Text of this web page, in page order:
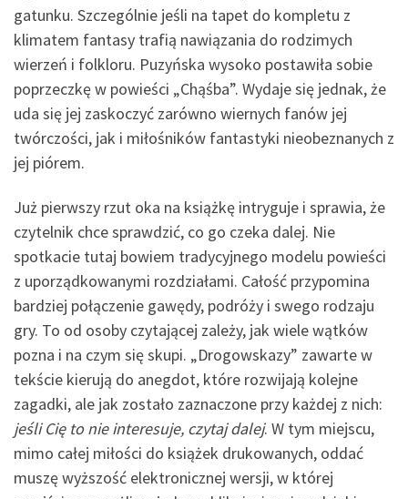
gatunku. Szczególnie jeśli na tapet do kompletu z
klimatem fantasy trafią nawiązania do rodzimych
wierzeń i folkloru. Puzyńska wysoko postawiła sobie
poprzeczkę w powieści „Chąśba”. Wydaje się jednak, że
uda się jej zaskoczyć zarówno wiernych fanów jej
twórczości, jak i miłośników fantastyki nieobeznanych z
jej piórem.
Już pierwszy rzut oka na książkę intryguje i sprawia, że
czytelnik chce sprawdzić, co go czeka dalej. Nie
spotkacie tutaj bowiem tradycyjnego modelu powieści
z uporządkowanymi rozdziałami. Całość przypomina
bardziej połączenie gawędy, podróży i swego rodzaju
gry. To od osoby czytającej zależy, jak wiele wątków
pozna i na czym się skupi. „Drogowskazy” zawarte w
tekście kierują do anegdot, które rozwijają kolejne
zagadki, ale jak zostało zaznaczone przy każdej z nich:
jeśli Cię to nie interesuje, czytaj dalej. W tym miejscu,
mimo całej miłości do książek drukowanych, oddać
muszę wyższość elektronicznej wersji, w której